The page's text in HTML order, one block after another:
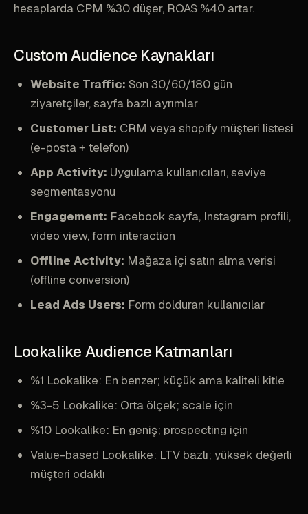
hesaplarda CPM %30 düşer, ROAS %40 artar.
Custom Audience Kaynakları
Website Traffic: Son 30/60/180 gün
ziyaretçiler, sayfa bazlı ayrımlar
Customer List: CRM veya shopify müşteri listesi
(e-posta + telefon)
App Activity: Uygulama kullanıcıları, seviye
segmentasyonu
Engagement: Facebook sayfa, Instagram profili,
video view, form interaction
Offline Activity: Mağaza içi satın alma verisi
(offline conversion)
Lead Ads Users: Form dolduran kullanıcılar
Lookalike Audience Katmanları
%1 Lookalike: En benzer; küçük ama kaliteli kitle
%3-5 Lookalike: Orta ölçek; scale için
%10 Lookalike: En geniş; prospecting için
Value-based Lookalike: LTV bazlı; yüksek değerli
müşteri odaklı